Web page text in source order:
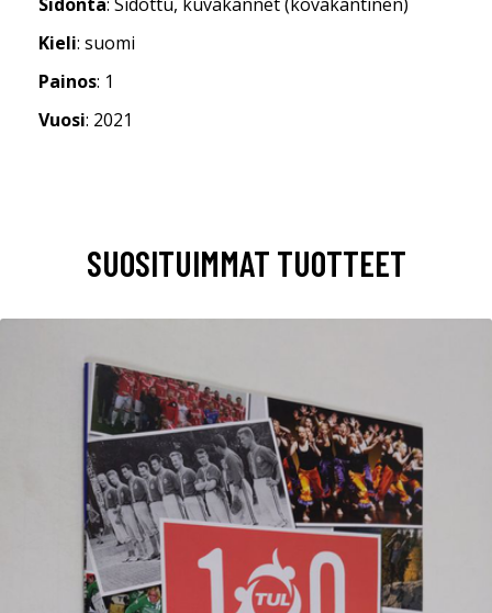
Kieli: suomi
Painos: 1
Vuosi: 2021
SUOSITUIMMAT TUOTTEET